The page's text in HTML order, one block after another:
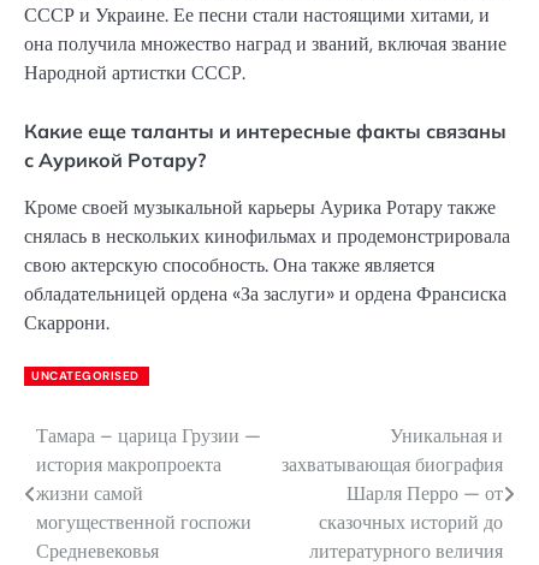
СССР и Украине. Ее песни стали настоящими хитами, и
она получила множество наград и званий, включая звание
Народной артистки СССР.
Какие еще таланты и интересные факты связаны
с Аурикой Ротару?
Кроме своей музыкальной карьеры Аурика Ротару также
снялась в нескольких кинофильмах и продемонстрировала
свою актерскую способность. Она также является
обладательницей ордена «За заслуги» и ордена Франсиска
Скаррони.
UNCATEGORISED
Навигация
по
записям
Тамара – царица Грузии —
история макропроекта
жизни самой
могущественной госпожи
Средневековья
Уникальная и
захватывающая биография
Шарля Перро — от
сказочных историй до
литературного величия